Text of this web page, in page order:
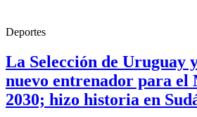
Deportes
La Selección de Uruguay
nuevo entrenador para el
2030; hizo historia en